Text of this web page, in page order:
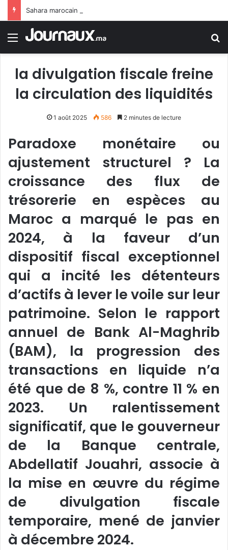
Menu
la divulgation fiscale freine
la circulation des liquidités
1 août 2025 586 2 minutes de lecture
Paradoxe monétaire ou
ajustement structurel ? La
croissance des flux de
trésorerie en espèces au
Maroc a marqué le pas en
2024, à la faveur d’un
dispositif fiscal exceptionnel
qui a incité les détenteurs
d’actifs à lever le voile sur leur
patrimoine. Selon le rapport
annuel de Bank Al-Maghrib
(BAM), la progression des
transactions en liquide n’a
été que de 8 %, contre 11 % en
2023. Un ralentissement
significatif, que le gouverneur
de la Banque centrale,
Abdellatif Jouahri, associe à
la mise en œuvre du régime
de divulgation fiscale
temporaire, mené de janvier
à décembre 2024.